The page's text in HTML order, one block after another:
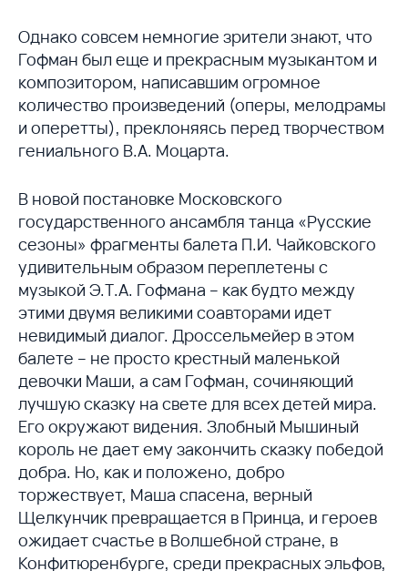
Однако совсем немногие зрители знают, что
Гофман был еще и прекрасным музыкантом и
композитором, написавшим огромное
количество произведений (оперы, мелодрамы
и оперетты), преклоняясь перед творчеством
гениального В.А. Моцарта.
В новой постановке Московского
государственного ансамбля танца «Русские
сезоны» фрагменты балета П.И. Чайковского
удивительным образом переплетены с
музыкой Э.Т.А. Гофмана – как будто между
этими двумя великими соавторами идет
невидимый диалог. Дроссельмейер в этом
балете – не просто крестный маленькой
девочки Маши, а сам Гофман, сочиняющий
лучшую сказку на свете для всех детей мира.
Его окружают видения. Злобный Мышиный
король не дает ему закончить сказку победой
добра. Но, как и положено, добро
торжествует, Маша спасена, верный
Щелкунчик превращается в Принца, и героев
ожидает счастье в Волшебной стране, в
Конфитюренбурге, среди прекрасных эльфов,